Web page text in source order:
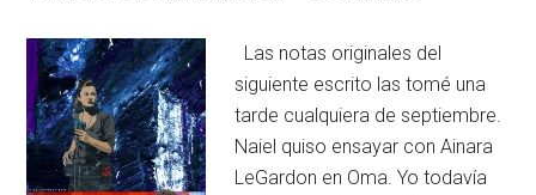
Las notas originales del
siguiente escrito las tomé una
tarde cualquiera de septiembre.
Naiel quiso ensayar con Ainara
LeGardon en Oma. Yo todavía